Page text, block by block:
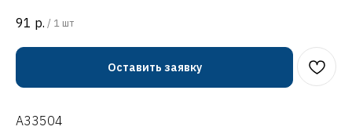
91 р. / 1 шт
Оставить заявку
A33504